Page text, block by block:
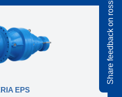
EPS
Share feedback on rossi.com